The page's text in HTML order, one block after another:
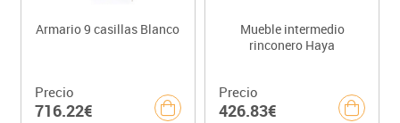
Armario 9 casillas Blanco
Precio
716.22€
Mueble intermedio
rinconero Haya
Precio
426.83€